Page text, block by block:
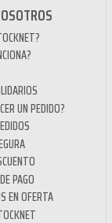
UN PEDIDO?
PAGO
EN OFERTA